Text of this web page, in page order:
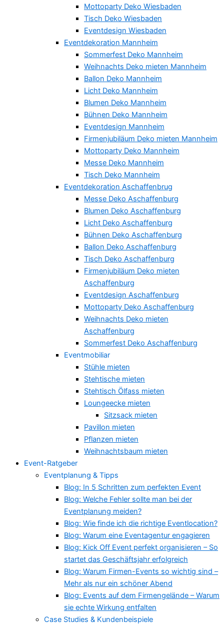
Mottoparty Deko Wiesbaden
Tisch Deko Wiesbaden
Eventdesign Wiesbaden
Eventdekoration Mannheim
Sommerfest Deko Mannheim
Weihnachts Deko mieten Mannheim
Ballon Deko Mannheim
Licht Deko Mannheim
Blumen Deko Mannheim
Bühnen Deko Mannheim
Eventdesign Mannheim
Firmenjubiläum Deko mieten Mannheim
Mottoparty Deko Mannheim
Messe Deko Mannheim
Tisch Deko Mannheim
Eventdekoration Aschaffenbrug
Messe Deko Aschaffenburg
Blumen Deko Aschaffenburg
Licht Deko Aschaffenburg
Bühnen Deko Aschaffenburg
Ballon Deko Aschaffenburg
Tisch Deko Aschaffenburg
Firmenjubiläum Deko mieten
Aschaffenburg
Eventdesign Aschaffenburg
Mottoparty Deko Aschaffenburg
Weihnachts Deko mieten
Aschaffenburg
Sommerfest Deko Aschaffenburg
Eventmobiliar
Stühle mieten
Stehtische mieten
Stehtisch Ölfass mieten
Loungeecke mieten
Sitzsack mieten
Pavillon mieten
Pflanzen mieten
Weihnachtsbaum mieten
Event-Ratgeber
Eventplanung & Tipps
Blog: In 5 Schritten zum perfekten Event
Blog: Welche Fehler sollte man bei der
Eventplanung meiden?
Blog: Wie finde ich die richtige Eventlocation?
Blog: Warum eine Eventagentur engagieren
Blog: Kick Off Event perfekt organisieren – So
startet das Geschäftsjahr erfolgreich
Blog: Warum Firmen-Events so wichtig sind –
Mehr als nur ein schöner Abend
Blog: Events auf dem Firmengelände – Warum
sie echte Wirkung entfalten
Case Studies & Kundenbeispiele